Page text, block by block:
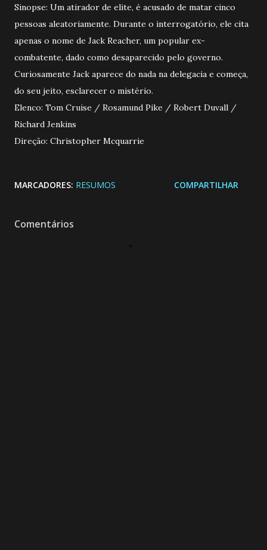
Sinopse: Um atirador de elite, é acusado de matar cinco
pessoas aleatoriamente. Durante o interrogatório, ele cita
apenas o nome de Jack Reacher, um popular ex-
combatente, dado como desaparecido pelo governo.
Curiosamente Jack aparece do nada na delegacia e começa,
do seu jeito, esclarecer o mistério.
Elenco: Tom Cruise / Rosamund Pike / Robert Duvall /
Richard Jenkins
Direção: Christopher Mcquarrie
MARCADORES: RESUMOS COMPARTILHAR
Comentários